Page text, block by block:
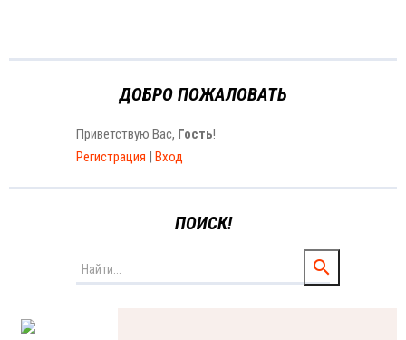
ДОБРО ПОЖАЛОВАТЬ
Приветствую Вас, Гость!
Регистрация | Вход
ПОИСК!